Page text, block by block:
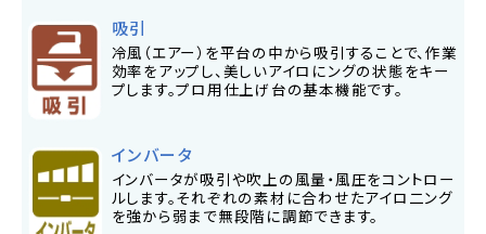
吸引
冷風（エアー）を平台の中から吸引することで、作業
効率をアップし、美しいアイロにングの状態をキー
プします。プロ用仕上げ台の基本機能です。
インバータ
インバータが吸引や吹上の風量・風圧をコントロー
ルします。それぞれの素材に合わせたアイロ二ング
を強から弱まで無段階に調節できます。